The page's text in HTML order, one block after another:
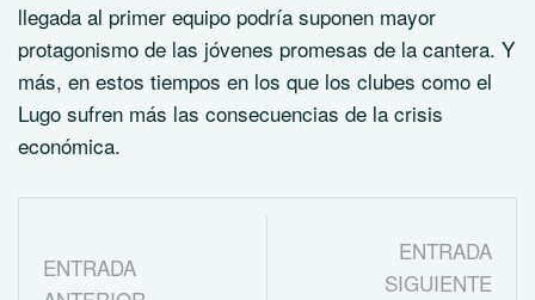
llegada al primer equipo podría suponen mayor
protagonismo de las jóvenes promesas de la cantera. Y
más, en estos tiempos en los que los clubes como el
Lugo sufren más las consecuencias de la crisis
económica.
ENTRADA
ENTRADA
SIGUIENTE